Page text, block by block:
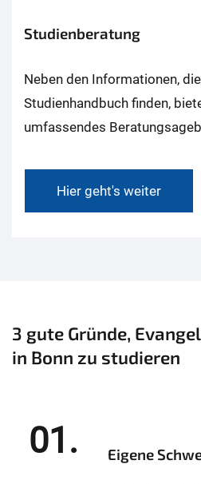
Studienberatung
Neben den Informationen,
Studienhandbuch finden,
umfassendes
Hier geht's weiter
3 gute Gründe,
in Bonn zu studieren
01. Eigene